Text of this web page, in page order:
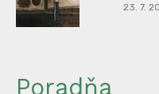
23. 7.
Poradňa